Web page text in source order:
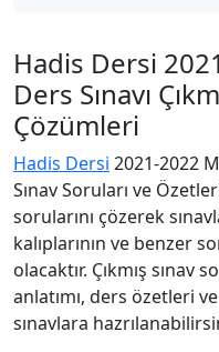
Hadis Dersi
Ders Sınavı
Çözümleri
Hadis Dersi 2021-2022
Sınav Soruları ve
sorularını çözerek
kalıplarının ve benzer
olacaktır. Çıkmış sınav
anlatımı, ders özetleri
sınavlara